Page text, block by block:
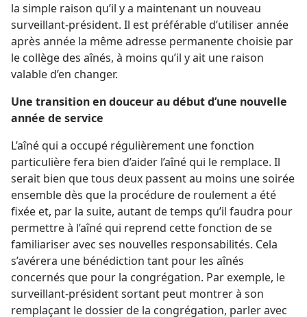
la simple raison qu’il y a maintenant un nouveau
surveillant-président. Il est préférable d’utiliser année
après année la même adresse permanente choisie par
le collège des aînés, à moins qu’il y ait une raison
valable d’en changer.
Une transition en douceur au début d’une nouvelle
année de service
L’aîné qui a occupé régulièrement une fonction
particulière fera bien d’aider l’aîné qui le remplace. Il
serait bien que tous deux passent au moins une soirée
ensemble dès que la procédure de roulement a été
fixée et, par la suite, autant de temps qu’il faudra pour
permettre à l’aîné qui reprend cette fonction de se
familiariser avec ses nouvelles responsabilités. Cela
s’avérera une bénédiction tant pour les aînés
concernés que pour la congrégation. Par exemple, le
surveillant-président sortant peut montrer à son
remplaçant le dossier de la congrégation, parler avec